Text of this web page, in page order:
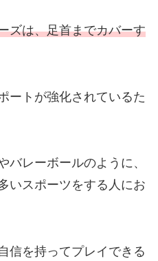
ズは、足首までカバーす
ートが強化されているた
バレーボールのように、
いスポーツをする人にお
信を持ってプレイできる